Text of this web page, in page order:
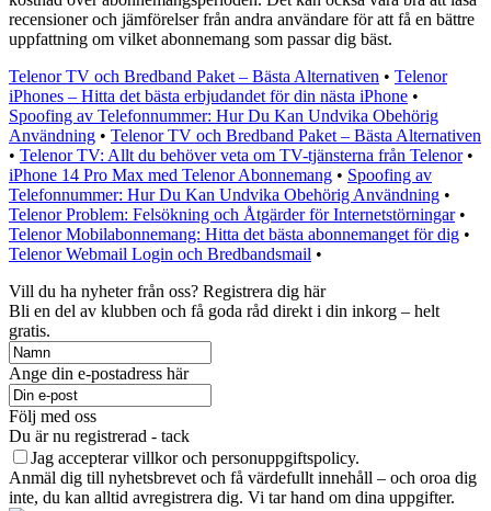
recensioner och jämförelser från andra användare för att få en bättre
uppfattning om vilket abonnemang som passar dig bäst.
Telenor TV och Bredband Paket – Bästa Alternativen • Telenor
iPhones – Hitta det bästa erbjudandet för din nästa iPhone •
Spoofing av Telefonnummer: Hur Du Kan Undvika Obehörig
Användning • Telenor TV och Bredband Paket – Bästa Alternativen
• Telenor TV: Allt du behöver veta om TV-tjänsterna från Telenor•
iPhone 14 Pro Max med Telenor Abonnemang • Spoofing av
Telefonnummer: Hur Du Kan Undvika Obehörig Användning •
Telenor Problem: Felsökning och Åtgärder för Internetstörningar•
Telenor Mobilabonnemang: Hitta det bästa abonnemanget för dig •
Telenor Webmail Login och Bredbandsmail •
Vill du ha nyheter från oss? Registrera dig här
Bli en del av klubben och få goda råd direkt i din inkorg – helt
gratis.
Ange din e-postadress här
Följ med oss
Du är nu registrerad - tack
Jag accepterar villkor och personuppgiftspolicy.
Anmäl dig till nyhetsbrevet och få värdefullt innehåll – och oroa dig
inte, du kan alltid avregistrera dig. Vi tar hand om dina uppgifter.